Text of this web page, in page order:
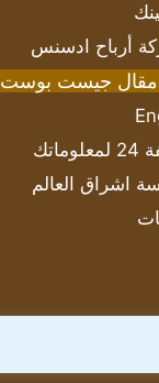
أرباح ادسنس
جيست بوست
اشراق العالم